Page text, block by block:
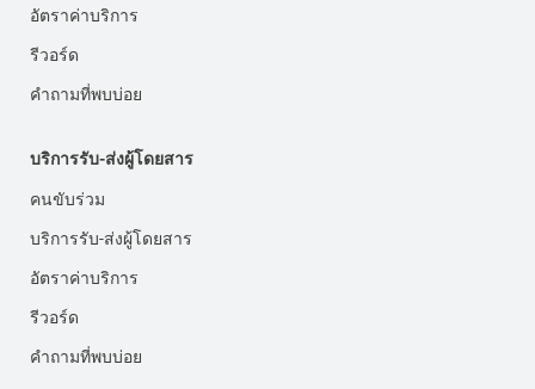
อัตราค่าบริการ
รีวอร์ด
คำถามที่พบบ่อย
บริการรับ-ส่งผู้โดยสาร
คนขับร่วม
บริการรับ-ส่งผู้โดยสาร
อัตราค่าบริการ
รีวอร์ด
คำถามที่พบบ่อย